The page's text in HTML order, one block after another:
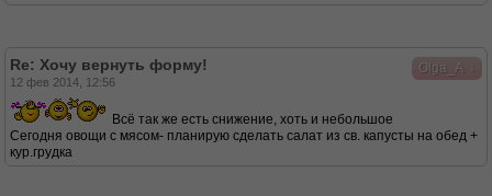
Olga_A
Re: Хочу вернуть форму!
12 фев 2014, 12:56
Всё так же есть снижение, хоть и небольшое
Сегодня овощи с мясом- планирую сделать салат из св. капусты на обед +
кур.грудка